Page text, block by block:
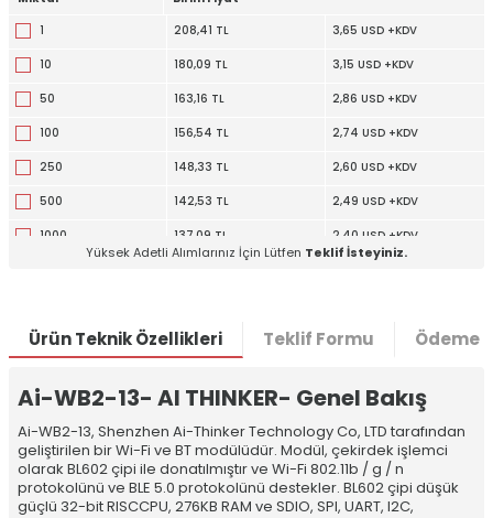
1
208,41 TL 3,65 USD +KDV
10 180,09 TL 3,15 USD +KDV
50 163,16 TL 2,86 USD +KDV
100 156,54 TL 2,74 USD +KDV
250 148,33 TL 2,60 USD +KDV
500 142,53 TL 2,49 USD +KDV
1000 137,09 TL 2,40 USD +KDV
Yüksek Adetli Alımlarınız İçin Lütfen Teklif İsteyiniz.
Ürün Teknik Özellikleri Teklif Formu Ödeme
Ai-WB2-13- AI THINKER- Genel Bakış
Ai-WB2-13, Shenzhen Ai-Thinker Technology Co, LTD tarafından
geliştirilen bir Wi-Fi ve BT modülüdür. Modül, çekirdek işlemci
olarak BL602 çipi ile donatılmıştır ve Wi-Fi 802.11b / g / n
protokolünü ve BLE 5.0 protokolünü destekler. BL602 çipi düşük
güçlü 32-bit RISCCPU, 276KB RAM ve SDIO, SPI, UART, I2C,